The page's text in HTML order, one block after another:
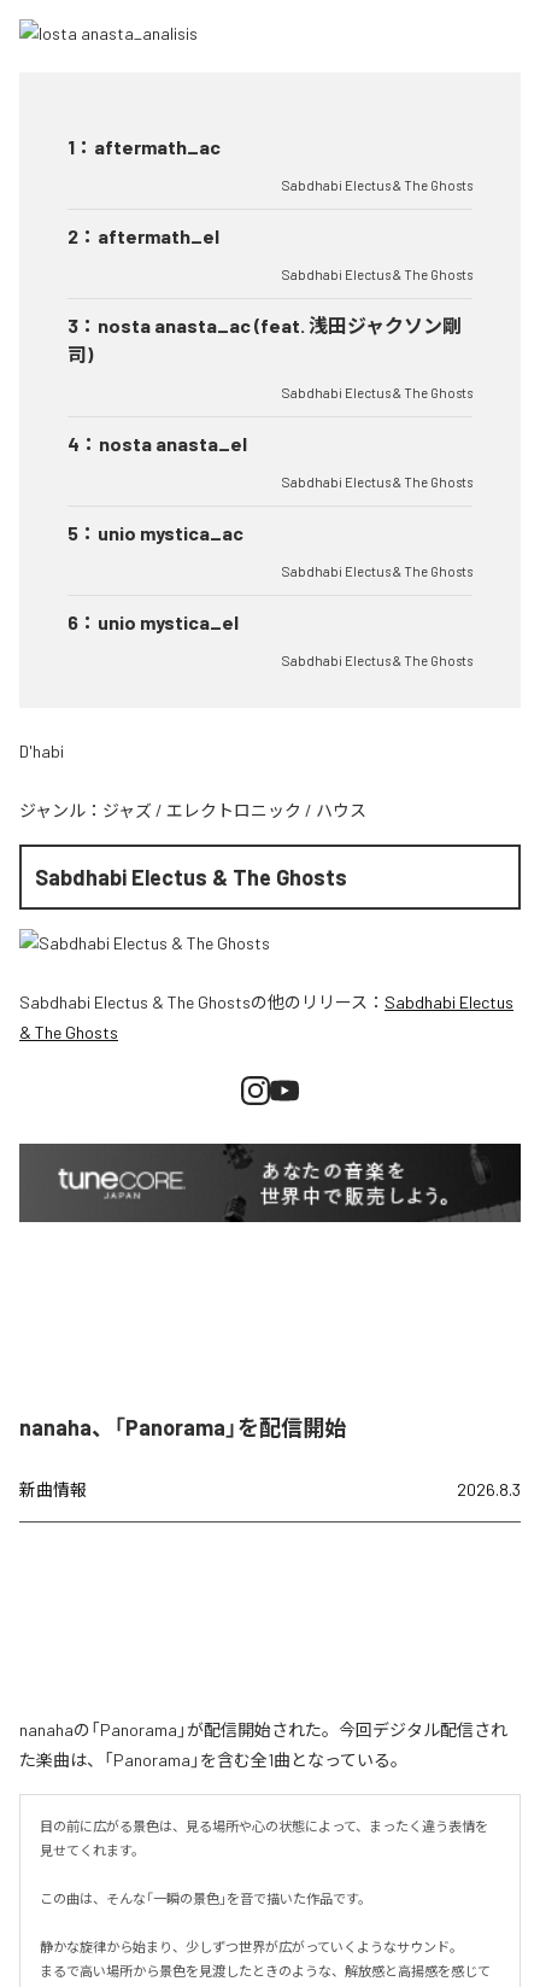
1 ： aftermath_ac
Sabdhabi Electus & The Ghosts
2 ： aftermath_el
Sabdhabi Electus & The Ghosts
3 ： nosta anasta_ac (feat. 浅田ジャクソン剛
司)
Sabdhabi Electus & The Ghosts
4 ： nosta anasta_el
Sabdhabi Electus & The Ghosts
5 ： unio mystica_ac
Sabdhabi Electus & The Ghosts
6 ： unio mystica_el
Sabdhabi Electus & The Ghosts
D'habi
ジャンル： ジャズ / エレクトロニック / ハウス
Sabdhabi Electus & The Ghosts
Sabdhabi Electus & The Ghostsの他のリリース： Sabdhabi Electus
& The Ghosts
nanaha、「Panorama」を配信開始
新曲情報 2026.8.3
nanahaの「Panorama」が配信開始された。今回デジタル配信され
た楽曲は、「Panorama」を含む全1曲となっている。
目の前に広がる景色は、見る場所や心の状態によって、まったく違う表情を
見せてくれます。
この曲は、そんな「一瞬の景色」を音で描いた作品です。
静かな旋律から始まり、少しずつ世界が広がっていくようなサウンド。
まるで高い場所から景色を見渡したときのような、解放感と高揚感を感じて